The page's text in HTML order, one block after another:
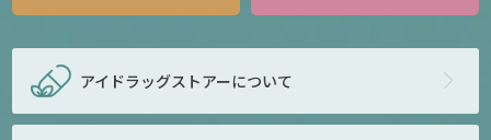
アイドラッグストアーについて